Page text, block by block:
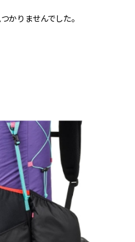
かりませんでした。